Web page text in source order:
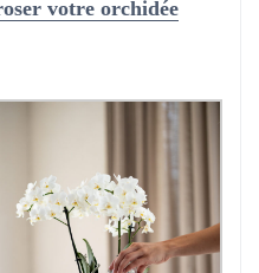
votre orchidée